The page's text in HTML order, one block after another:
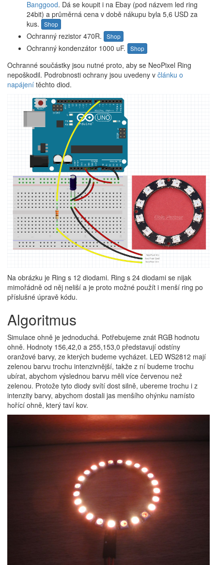
Banggood. Dá se koupit i na Ebay (pod názvem led ring
24bit) a průměrná cena v době nákupu byla 5,6 USD za
kus.
Shop
Ochranný rezistor 470R. Shop
Ochranný kondenzátor 1000 uF. Shop
Ochranné součástky jsou nutné proto, aby se NeoPixel Ring
nepoškodil. Podrobnosti ochrany jsou uvedeny v článku o
napájení těchto diod.
Na obrázku je Ring s 12 diodami. Ring s 24 diodami se nijak
mimořádně od něj neliší a je proto možné použít i menší ring po
příslušné úpravě kódu.
Algoritmus
Simulace ohně je jednoduchá. Potřebujeme znát RGB hodnotu
ohně. Hodnoty 156,42,0 a 255,153,0 představují odstíny
oranžové barvy, ze kterých budeme vycházet. LED WS2812 mají
zelenou barvu trochu intenzivnější, takže z ní budeme trochu
ubírat, abychom výslednou barvu měli více červenou než
zelenou. Protože tyto diody svítí dost silně, ubereme trochu i z
intenzity barvy, abychom dostali jas menšího ohýnku namísto
hořící ohně, který taví kov.